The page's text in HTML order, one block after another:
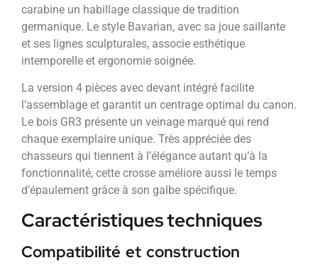
carabine un habillage classique de tradition
germanique. Le style Bavarian, avec sa joue saillante
et ses lignes sculpturales, associe esthétique
intemporelle et ergonomie soignée.
La version 4 pièces avec devant intégré facilite
l’assemblage et garantit un centrage optimal du canon.
Le bois GR3 présente un veinage marqué qui rend
chaque exemplaire unique. Très appréciée des
chasseurs qui tiennent à l’élégance autant qu’à la
fonctionnalité, cette crosse améliore aussi le temps
d’épaulement grâce à son galbe spécifique.
Caractéristiques techniques
Compatibilité et construction